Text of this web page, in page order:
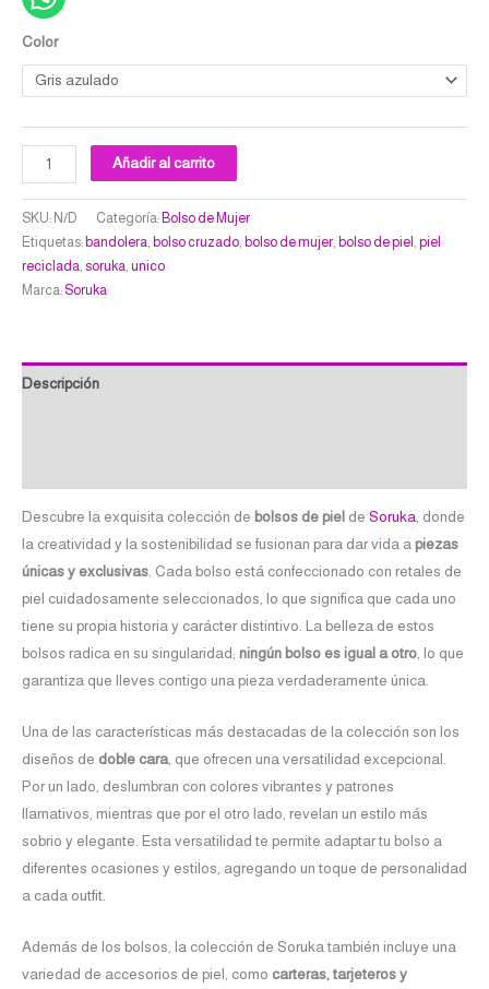
Color
Añadir al carrito
SKU: N/D Categoría: Bolso de Mujer
Etiquetas: bandolera, bolso cruzado, bolso de mujer, bolso de piel , piel
reciclada, soruka, unico
Marca: Soruka
Descripción
Descubre la exquisita colección de bolsos de piel de Soruka, donde
la creatividad y la sostenibilidad se fusionan para dar vida a piezas
únicas y exclusivas. Cada bolso está confeccionado con retales de
piel cuidadosamente seleccionados, lo que significa que cada uno
tiene su propia historia y carácter distintivo. La belleza de estos
bolsos radica en su singularidad; ningún bolso es igual a otro, lo que
garantiza que lleves contigo una pieza verdaderamente única.
Una de las características más destacadas de la colección son los
diseños de doble cara, que ofrecen una versatilidad excepcional.
Por un lado, deslumbran con colores vibrantes y patrones
llamativos, mientras que por el otro lado, revelan un estilo más
sobrio y elegante. Esta versatilidad te permite adaptar tu bolso a
diferentes ocasiones y estilos, agregando un toque de personalidad
a cada outfit.
Además de los bolsos, la colección de Soruka también incluye una
variedad de accesorios de piel, como carteras, tarjeteros y